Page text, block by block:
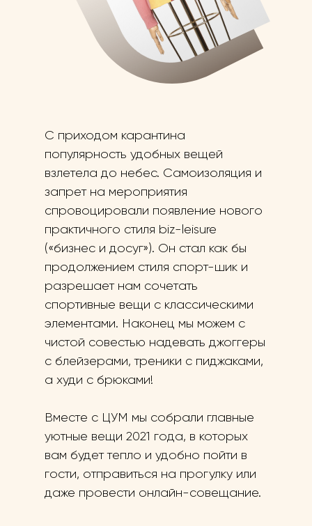
С приходом карантина
популярность удобных вещей
взлетела до небес. Самоизоляция и
запрет на мероприятия
спровоцировали появление нового
практичного стиля biz-leisure
(«бизнес и досуг»). Он стал как бы
продолжением стиля спорт-шик и
разрешает нам сочетать
спортивные вещи с классическими
элементами. Наконец мы можем с
чистой совестью надевать джоггеры
с блейзерами, треники с пиджаками,
а худи с брюками!
Вместе с ЦУМ мы собрали главные
уютные вещи 2021 года, в которых
вам будет тепло и удобно пойти в
гости, отправиться на прогулку или
даже провести онлайн-совещание.